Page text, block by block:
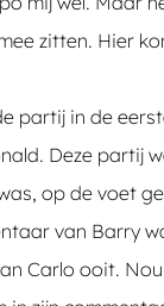
zitten. Hier
partij in de
Deze partij
op de voet
van Barry
Carlo ooit.